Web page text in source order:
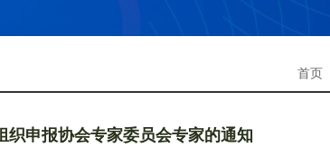
首页
织申报协会专家委员会专家的通知